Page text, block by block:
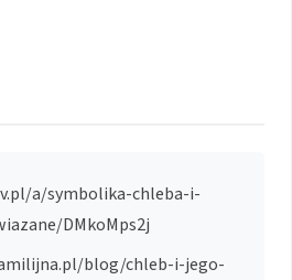
a/symbolika-chleba-i-
DMkoMps2j
blog/chleb-i-jego-